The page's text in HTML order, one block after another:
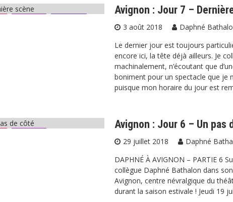
Avignon : Jour 7 –
3 août 2018
Daphné
Le dernier jour est toujours
encore ici, la tête déjà ailleurs. Je
machinalement, n’écoutant que
boniment pour un spectacle que je
puisque mon horaire du jour est
Avignon : Jour 6 – Un pas
29 juillet 2018
Daphné
DAPHNÉ À AVIGNON – PARTIE 6
collègue Daphné Bathalon dans
Avignon, centre névralgique du
durant la saison estivale ! Jeudi 19